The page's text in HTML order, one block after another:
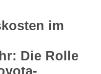
im
Die Rolle